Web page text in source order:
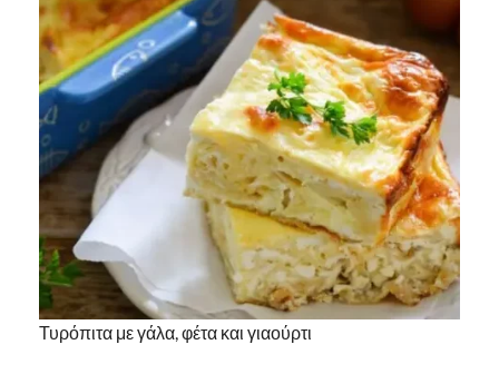
Τυρόπιτα με γάλα, φέτα και γιαούρτι